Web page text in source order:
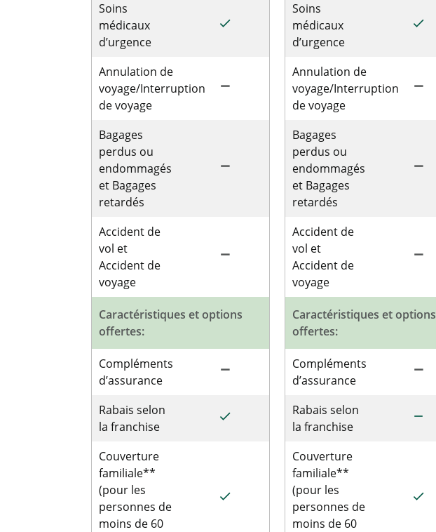
Soins
médicaux
d’urgence
done
Annulation de
voyage/Interruption
de voyage
remove
Bagages
perdus ou
endommagés
et Bagages
retardés
remove
Accident de
vol et
Accident de
voyage
remove
Caractéristiques et options
offertes:
Compléments
d’assurance
remove
Rabais selon
la franchise
done
Couverture
familiale**
(pour les
personnes de
moins de 60
done
Soins
médicaux
d’urgence
done
Annulation de
voyage/Interruption
de voyage
remove
Bagages
perdus ou
endommagés
et Bagages
retardés
remove
Accident de
vol et
Accident de
voyage
remove
Caractéristiques et options
offertes:
Compléments
d’assurance
remove
Rabais selon
la franchise
remove
Couverture
familiale**
(pour les
personnes de
moins de 60
done